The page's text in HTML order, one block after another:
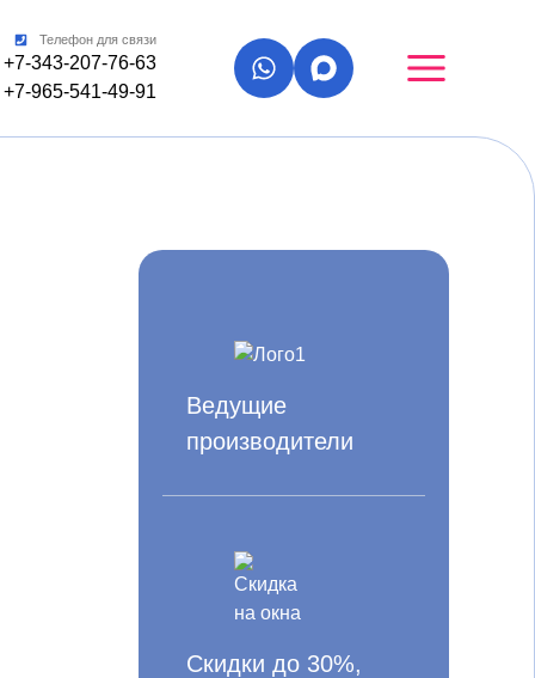
Телефон для связи
+7-343-207-76-63
+7-965-541-49-91
Ведущие
производители
Скидки до 30%,